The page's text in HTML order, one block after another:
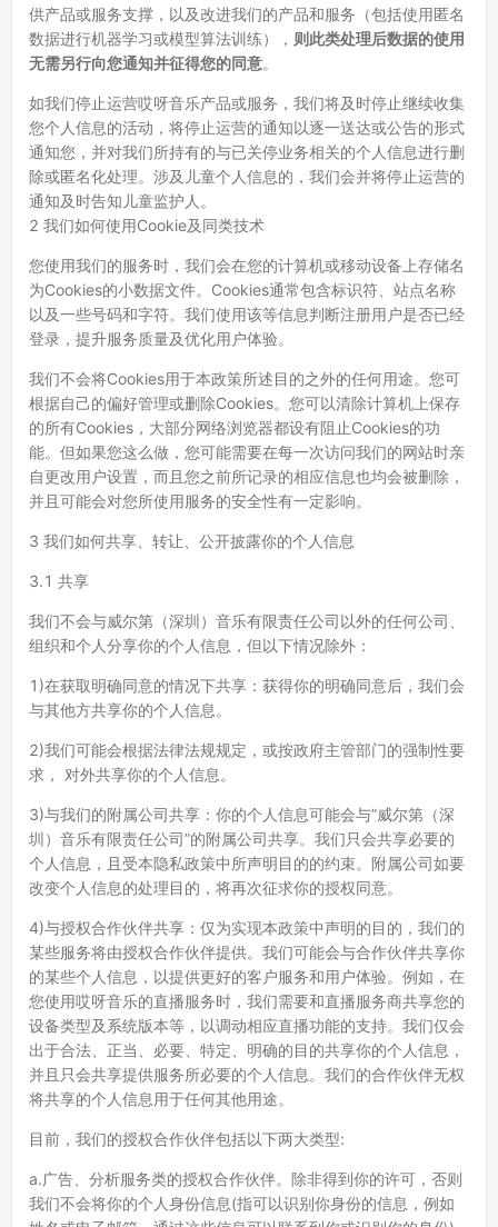
供产品或服务支撑，以及改进我们的产品和服务（包括使用匿名
数据进行机器学习或模型算法训练）， 则此类处理后数据的使用
无需另行向您通知并征得您的同意。
如我们停止运营哎呀音乐产品或服务，我们将及时停止继续收集
您个人信息的活动，将停止运营的通知以逐一送达或公告的形式
通知您，并对我们所持有的与已关停业务相关的个人信息进行删
除或匿名化处理。涉及儿童个人信息的，我们会并将停止运营的
通知及时告知儿童监护人。
2 我们如何使用Cookie及同类技术
您使用我们的服务时，我们会在您的计算机或移动设备上存储名
为Cookies的小数据文件。Cookies通常包含标识符、站点名称
以及一些号码和字符。我们使用该等信息判断注册用户是否已经
登录，提升服务质量及优化用户体验。
我们不会将Cookies用于本政策所述目的之外的任何用途。您可
根据自己的偏好管理或删除Cookies。您可以清除计算机上保存
的所有Cookies，大部分网络浏览器都设有阻止Cookies的功
能。但如果您这么做，您可能需要在每一次访问我们的网站时亲
自更改用户设置，而且您之前所记录的相应信息也均会被删除，
并且可能会对您所使用服务的安全性有一定影响。
3 我们如何共享、转让、公开披露你的个人信息
3.1 共享
我们不会与威尔第（深圳）音乐有限责任公司以外的任何公司、
组织和个人分享你的个人信息，但以下情况除外：
1)在获取明确同意的情况下共享：获得你的明确同意后，我们会
与其他方共享你的个人信息。
2)我们可能会根据法律法规规定，或按政府主管部门的强制性要
求， 对外共享你的个人信息。
3)与我们的附属公司共享：你的个人信息可能会与”威尔第（深
圳）音乐有限责任公司”的附属公司共享。我们只会共享必要的
个人信息，且受本隐私政策中所声明目的的约束。附属公司如要
改变个人信息的处理目的，将再次征求你的授权同意。
4)与授权合作伙伴共享：仅为实现本政策中声明的目的，我们的
某些服务将由授权合作伙伴提供。我们可能会与合作伙伴共享你
的某些个人信息，以提供更好的客户服务和用户体验。例如，在
您使用哎呀音乐的直播服务时，我们需要和直播服务商共享您的
设备类型及系统版本等，以调动相应直播功能的支持。我们仅会
出于合法、正当、必要、特定、明确的目的共享你的个人信息，
并且只会共享提供服务所必要的个人信息。我们的合作伙伴无权
将共享的个人信息用于任何其他用途。
目前，我们的授权合作伙伴包括以下两大类型:
a.广告、分析服务类的授权合作伙伴。除非得到你的许可，否则
我们不会将你的个人身份信息(指可以识别你身份的信息，例如